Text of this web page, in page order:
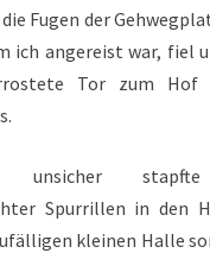
Fugen der
ich angereist war, fiel
Tor zum Hof
unsicher
Spurrillen in den
kleinen Halle